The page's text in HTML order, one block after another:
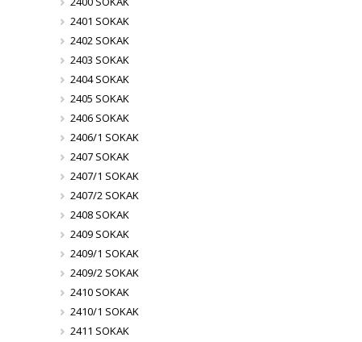
2401 SOKAK
2402 SOKAK
2403 SOKAK
2404 SOKAK
2405 SOKAK
2406 SOKAK
2406/1 SOKAK
2407 SOKAK
2407/1 SOKAK
2407/2 SOKAK
2408 SOKAK
2409 SOKAK
2409/1 SOKAK
2409/2 SOKAK
2410 SOKAK
2410/1 SOKAK
2411 SOKAK